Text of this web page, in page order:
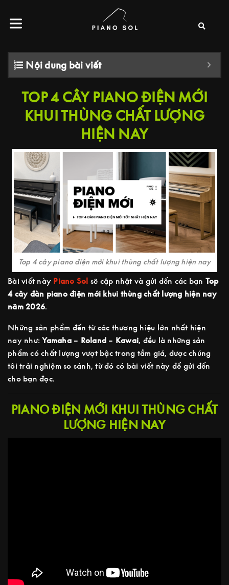
Nội dung bài viết
TOP 4 CÂY PIANO ĐIỆN MỚI
KHUI THÙNG CHẤT LƯỢNG
HIỆN NAY
Top 4 cây piano điện mới khui thùng chất lượng hiện nay
Bài viết này Piano Sol sẽ cập nhật và gửi đến các bạn Top
4 cây đàn piano điện mới khui thùng chất lượng hiện nay
năm 2026.
Những sản phẩm đến từ các thương hiệu lớn nhất hiện
nay như:Yamaha– Roland – Kawai, đều là những sản
phẩm có chất lượng vượt bậc trong tầm giá, được chúng
tôi trải nghiệm so sánh, từ đó có bài viết này để gửi đến
cho bạn đọc.
PIANO ĐIỆN MỚI KHUI THÙNG CHẤT
LƯỢNG HIỆN NAY